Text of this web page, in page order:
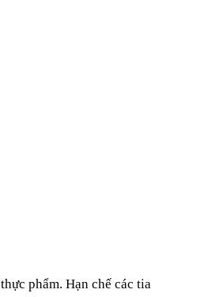
phẩm. Hạn chế các tia